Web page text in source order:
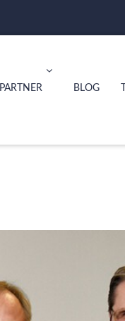
PARTNER BLOG